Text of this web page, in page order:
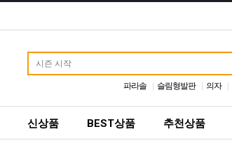
파라솔 슬림형발판 의자
신상품 BEST상품 추천상품